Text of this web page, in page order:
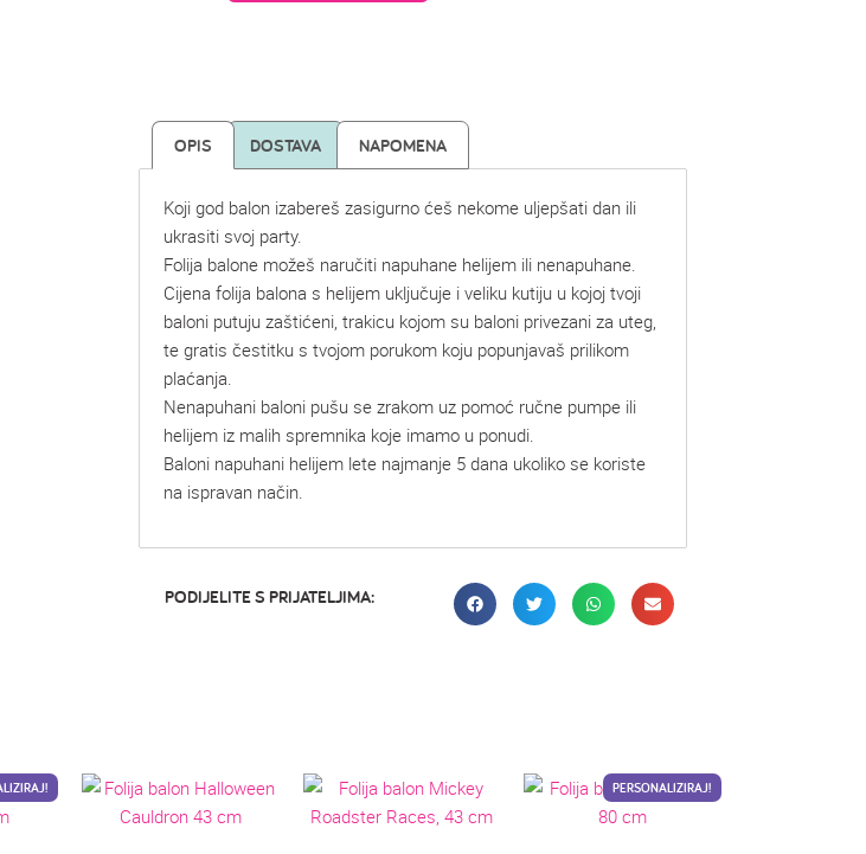
OPIS DOSTAVA NAPOMENA
Koji god balon izabereš zasigurno ćeš nekome uljepšati dan ili
ukrasiti svoj party.
Folija balone možeš naručiti napuhane helijem ili nenapuhane.
Cijena folija balona s helijem uključuje i veliku kutiju u kojoj tvoji
baloni putuju zaštićeni, trakicu kojom su baloni privezani za uteg,
te gratis čestitku s tvojom porukom koju popunjavaš prilikom
plaćanja.
Nenapuhani baloni pušu se zrakom uz pomoć ručne pumpe ili
helijem iz malih spremnika koje imamo u ponudi.
Baloni napuhani helijem lete najmanje 5 dana ukoliko se koriste
na ispravan način.
PODIJELITE S PRIJATELJIMA:
PERSONALIZIRAJ!